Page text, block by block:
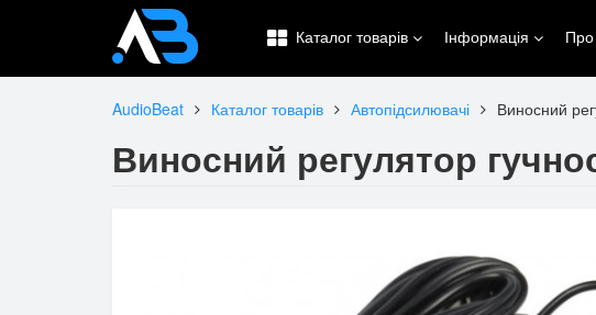
Каталог товарів Інформація
AudioBeat Каталог товарів Автопідсилювачі Виносний
Виносний регулятор